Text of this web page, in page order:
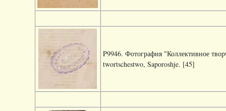
P9946. Фотография "Коллективное
twortschestwo, Saporoshje. [45]